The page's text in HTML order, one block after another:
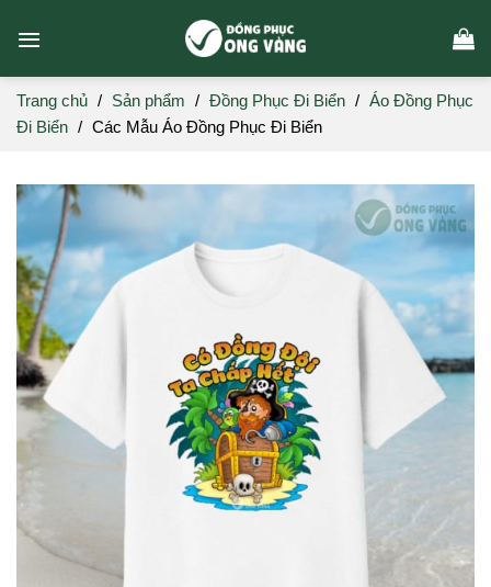
Trang chủ / Sản phẩm / Đồng Phục Đi Biển / Áo Đồng Phục
Đi Biển / Các Mẫu Áo Đồng Phục Đi Biển